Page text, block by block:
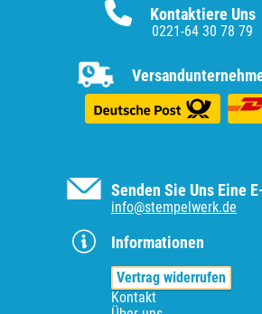
Senden Sie Uns Eine
info@stempelwerk.de
Informationen
Vertrag widerrufen
Kontakt
Kontaktiere Uns
0221-64 30 78 79